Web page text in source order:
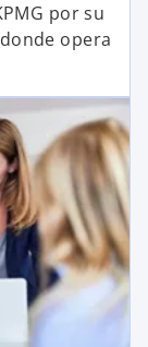
por su
opera